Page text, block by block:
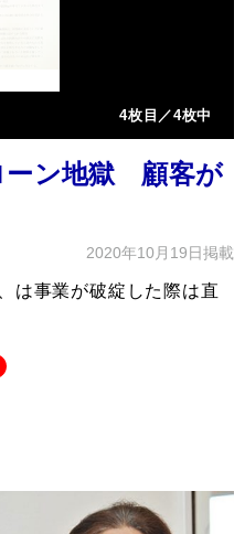
4枚目／4枚中
ーン地獄 顧客が
2020年10月19日掲載
は事業が破綻した際は直